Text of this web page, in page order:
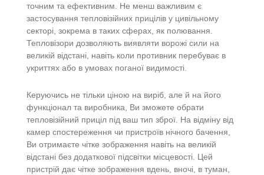
точним та ефективним. Не менш важливим є
застосування тепловізійних прицілів у цивільному
секторі, зокрема в таких сферах, як полювання.
Тепловізори дозволяють виявляти ворожі сили на
великій відстані, навіть коли противник перебуває в
укриттях або в умовах поганої видимості.
Керуючись не тільки ціною на виріб, але й на його
функціонал та виробника, Ви зможете обрати
тепловізійний приціл під ваш тип зброї. На відміну від
камер спостереження чи пристроїв нічного бачення,
Ви отримаєте чітке зображення навіть на великій
відстані без додаткової підсвітки місцевості. Цей
пристрій дає чітке зображення вдень, вночі, в туман,